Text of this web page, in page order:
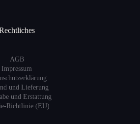
AGB
Impressum
und Lieferung
und Erstattung
Richtlinie (EU)